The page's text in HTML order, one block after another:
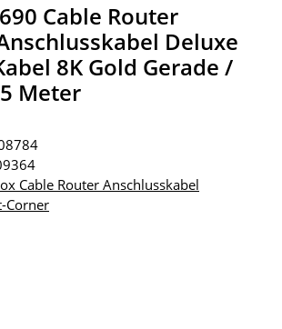
Cable Router
Deluxe
8K Gold Gerade /
Meter
Cable Router Anschlusskabel
Corner